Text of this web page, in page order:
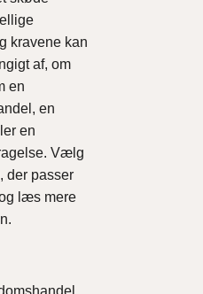
kravene kan
af, om
en
en
en
Vælg
der passer
læs mere